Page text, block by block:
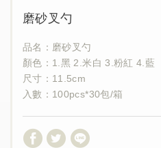
磨砂叉勺
品名：磨砂叉勺
顏色：1.黑 2.米白 3.粉紅 4.藍
尺寸：11.5cm
入數：100pcs*30包/箱